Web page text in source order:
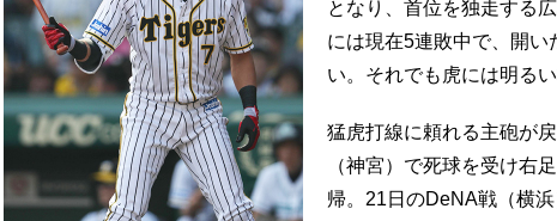
となり、首位を独走する
には現在5連敗中で、開
い。それでも虎には明る
猛虎打線に頼れる主砲が
（神宮）で死球を受け右
帰。21日のDeNA戦（横